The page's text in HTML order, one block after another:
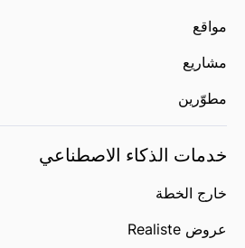
مواقع
مشاريع
مطوّرين
خدمات الذكاء الاصطناعي
خارج الخطة
عروض Realiste